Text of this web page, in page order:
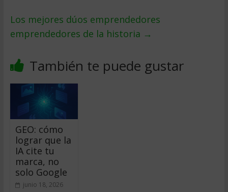
Los mejores dúos emprendedores
emprendedores de la historia →
También te puede gustar
GEO: cómo
lograr que la
IA cite tu
marca, no
solo Google
junio 18, 2026